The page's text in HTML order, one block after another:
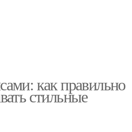
как правильно
стильные